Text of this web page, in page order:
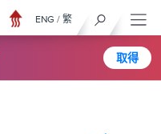
取得
ENG / 繁